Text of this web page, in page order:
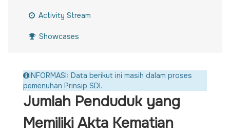
Activity Stream
Showcases
INFORMASI: Data berikut ini masih dalam proses
pemenuhan Prinsip SDI.
Jumlah Penduduk yang
Memiliki Akta Kematian